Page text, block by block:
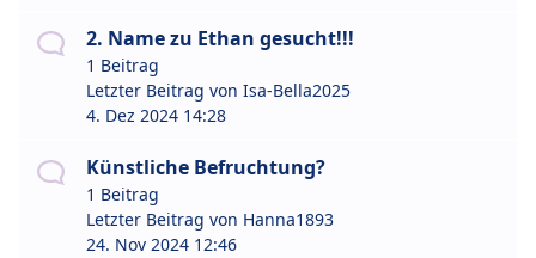
2. Name zu Ethan gesucht!!!
1 Beitrag
Letzter Beitrag von Isa-Bella2025
4. Dez 2024 14:28
Künstliche Befruchtung?
1 Beitrag
Letzter Beitrag von Hanna1893
24. Nov 2024 12:46